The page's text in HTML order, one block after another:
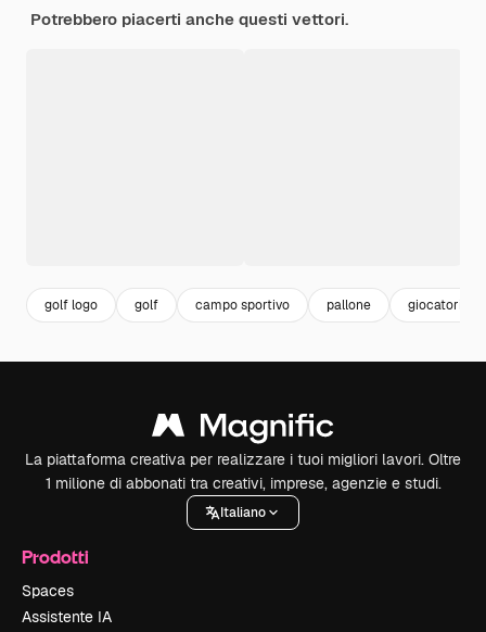
Potrebbero piacerti anche questi vettori.
golf logo golf campo sportivo pallone giocatori
La piattaforma creativa per realizzare i tuoi migliori lavori. Oltre
1 milione di abbonati tra creativi, imprese, agenzie e studi.
Italiano
Prodotti
Spaces
Assistente IA